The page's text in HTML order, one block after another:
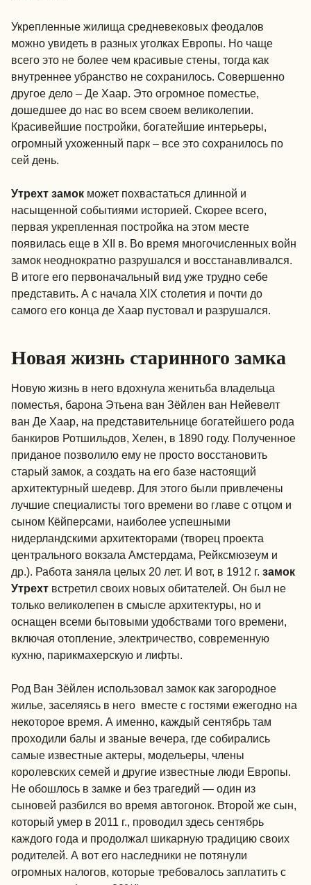
Укрепленные жилища средневековых феодалов
можно увидеть в разных уголках Европы. Но чаще
всего это не более чем красивые стены, тогда как
внутреннее убранство не сохранилось. Совершенно
другое дело – Де Хаар. Это огромное поместье,
дошедшее до нас во всем своем великолепии.
Красивейшие постройки, богатейшие интерьеры,
огромный ухоженный парк – все это сохранилось по
сей день.
Утрехт замок может похвастаться длинной и
насыщенной событиями историей. Скорее всего,
первая укрепленная постройка на этом месте
появилась еще в XII в. Во время многочисленных войн
замок неоднократно разрушался и восстанавливался.
В итоге его первоначальный вид уже трудно себе
представить. А с начала XIX столетия и почти до
самого его конца де Хаар пустовал и разрушался.
Новая жизнь старинного замка
Новую жизнь в него вдохнула женитьба владельца
поместья, барона Этьена ван Зёйлен ван Нейевелт
ван Де Хаар, на представительнице богатейшего рода
банкиров Ротшильдов, Хелен, в 1890 году. Полученное
приданое позволило ему не просто восстановить
старый замок, а создать на его базе настоящий
архитектурный шедевр. Для этого были привлечены
лучшие специалисты того времени во главе с отцом и
сыном Кёйперсами, наиболее успешными
нидерландскими архитекторами (творец проекта
центрального вокзала Амстердама, Рейксмюзеум и
др.). Работа заняла целых 20 лет. И вот, в 1912 г. замок
Утрехт встретил своих новых обитателей. Он был не
только великолепен в смысле архитектуры, но и
оснащен всеми бытовыми удобствами того времени,
включая отопление, электричество, современную
кухню, парикмахерскую и лифты.
Род Ван Зёйлен использовал замок как загородное
жилье, заселяясь в него вместе с гостями ежегодно на
некоторое время. А именно, каждый сентябрь там
проходили балы и званые вечера, где собирались
самые известные актеры, модельеры, члены
королевских семей и другие известные люди Европы.
Не обошлось в замке и без трагедий — один из
сыновей разбился во время автогонок. Второй же сын,
который умер в 2011 г., проводил здесь сентябрь
каждого года и продолжал шикарную традицию своих
родителей. А вот его наследники не потянули
огромных налогов, которые требовалось заплатить с